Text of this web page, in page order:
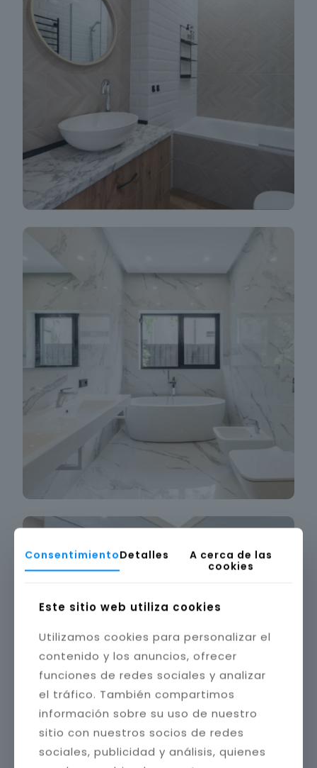
ConsentimientoDetalles
A cerca de las
cookies
Este sitio web utiliza cookies
Utilizamos cookies para personalizar el
contenido y los anuncios, ofrecer
funciones de redes sociales y analizar
el tráfico. También compartimos
información sobre su uso de nuestro
sitio con nuestros socios de redes
sociales, publicidad y análisis, quienes